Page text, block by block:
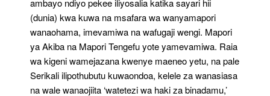
ambayo ndiyo pekee iliyosalia katika sayari hii
(dunia) kwa kuwa na msafara wa wanyamapori
wanaohama, imevamiwa na wafugaji wengi. Mapori
ya Akiba na Mapori Tengefu yote yamevamiwa. Raia
wa kigeni wamejazana kwenye maeneo yetu, na pale
Serikali ilipothubutu kuwaondoa, kelele za wanasiasa
na wale wanaojiita ‘watetezi wa haki za binadamu,’